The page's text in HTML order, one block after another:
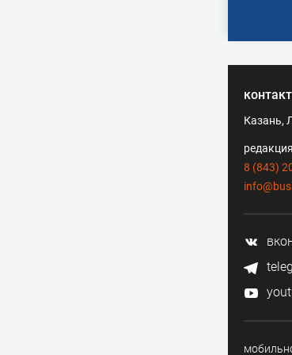
Казань,
редакция
8 (843)